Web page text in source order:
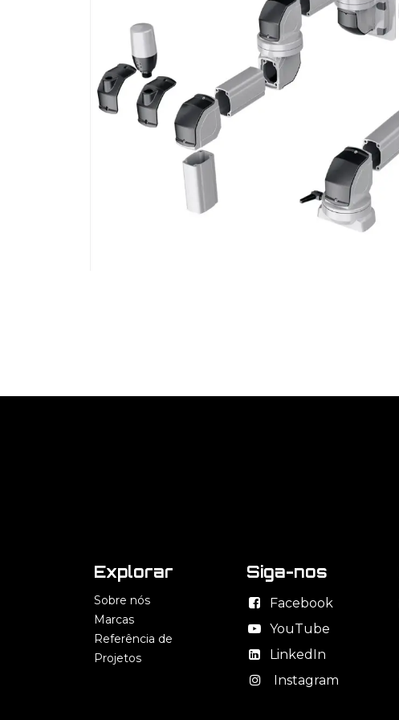
Explorar
Sobre nós
Marcas
Referência de
Projetos
Siga-nos
Facebook
YouTube
LinkedIn
Instagram